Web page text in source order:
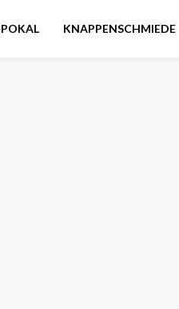
KNAPPENSCHMIEDE